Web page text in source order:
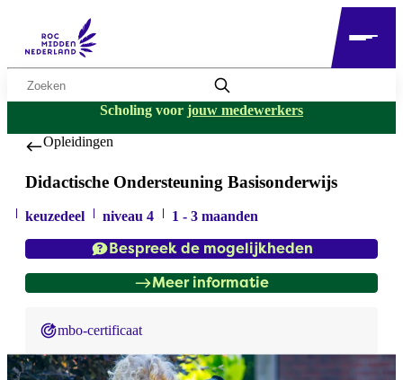
Zoekwoord
Scholing voor jouw medewerkers
Opleidingen
Didactische Ondersteuning Basisonderwijs
keuzedeel niveau 4 1 - 3 maanden
Bespreek de mogelijkheden
Meer informatie
mbo-certificaat